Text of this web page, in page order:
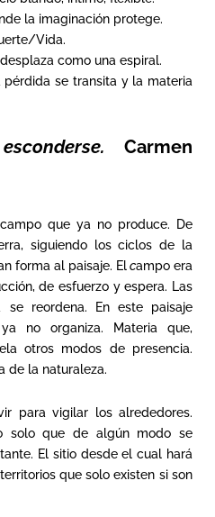
la imaginación protege.
Vida.
como una espiral.
se transita y la materia
Carmen
que ya no produce. De
siguiendo los ciclos de la
forma al paisaje. Elcampo era
de esfuerzo y espera. Las
reordena. En este paisaje
no organiza. Materia que,
otros modos de presencia.
de la naturaleza.
para vigilar los alrededores.
solo que de algún modo se
El sitio desde el cual hará
que solo existen si son